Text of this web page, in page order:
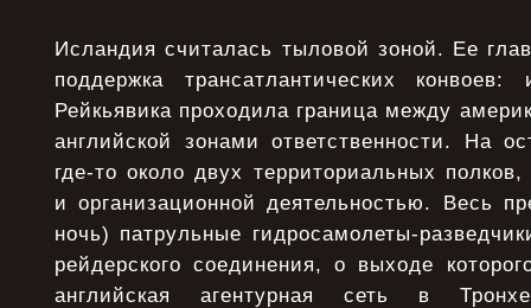
Исландия считалась тыловой зоной. Ее
поддержка трансатлантических
Рейкьявика проходила граница между
английской зонами ответственности. На
где-то около двух территориальных
и организационной деятельностью. Весь
ночь) патрульные гидросамолеты-
рейдерского соединения, о выходе
английская агентурная сеть в